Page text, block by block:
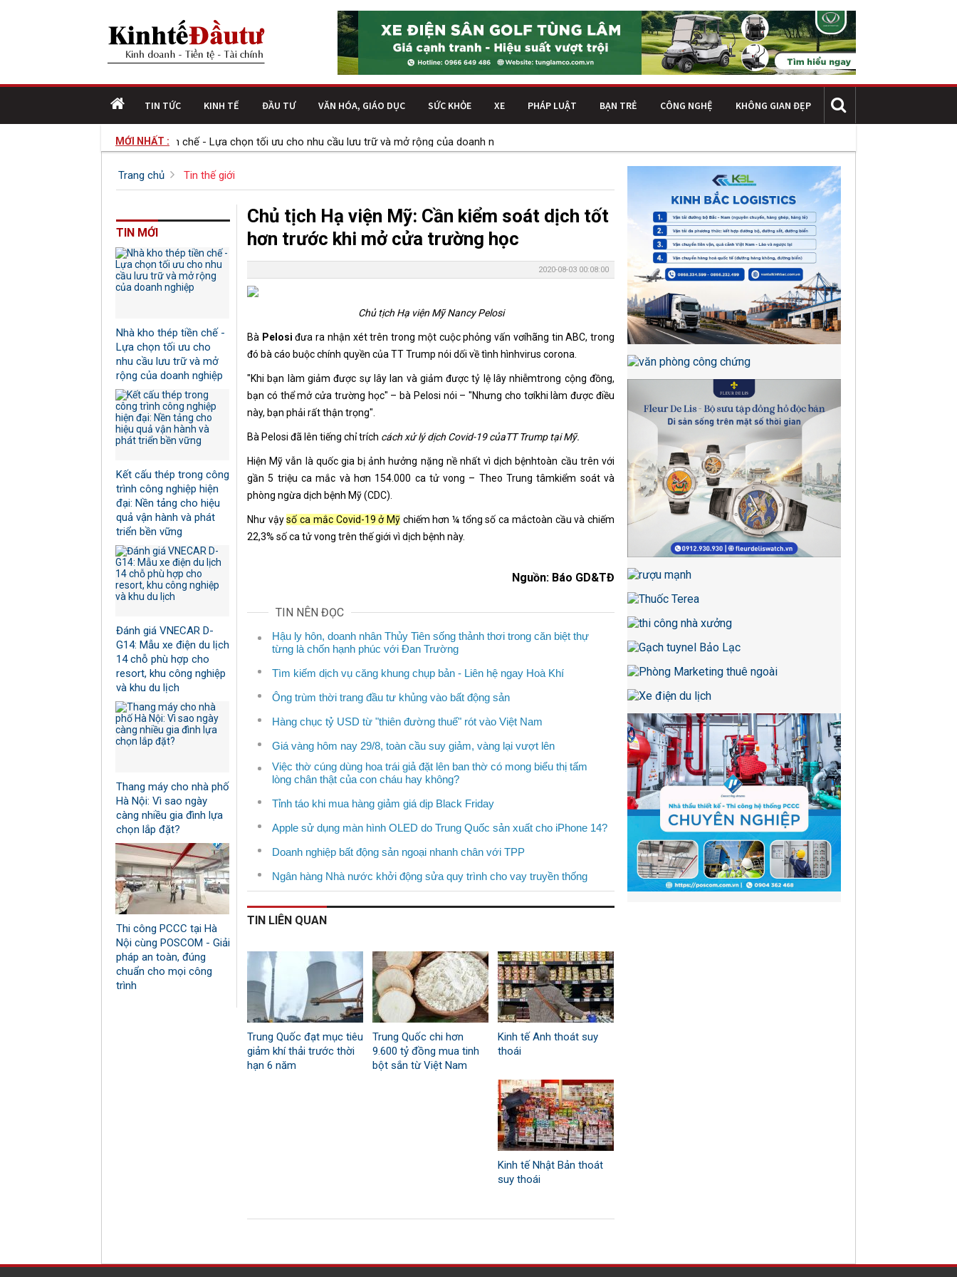
TIN TỨC KINH TẾ ĐẦU TƯ VĂN HÓA, GIÁO DỤC SỨC KHỎE XE PHÁP LUẬT BẠN TRẺ CÔNG NGHỆ KHÔNG GIAN ĐẸP
MỚI NHẤT :
Nhà kho thép tiền chế - Lựa chọn tối ưu cho nhu cầu lưu trữ và mở rộng của doanh nghiệp
Trang chủ Tin thế giới
Chủ tịch Hạ viện Mỹ: Cần kiểm soát dịch tốt
hơn trước khi mở cửa trường học
2020-08-03 00:08:00
Chủ tịch Hạ viện Mỹ Nancy Pelosi
Bà Pelosiđưa ra nhận xét trên trong một cuộc phỏng vấn vơíhãng tin ABC, trong
đó bà cáo buộc chính quyền của TT Trump nói dối về tình hìnhvirus corona.
"Khi bạn làm giảm được sự lây lan và giảm được tỷ lệ lây nhiễmtrong cộng đồng,
bạn có thể mở cửa trường học" – bà Pelosi nói – "Nhưng cho tơíkhi làm được điều
này, bạn phải rất thận trọng".
Bà Pelosi đã lên tiếng chỉ trích cách xử lý dịch Covid-19 củaTT Trump tại Mỹ.
Hiện Mỹ vẫn là quốc gia bị ảnh hưởng nặng nề nhất vì dịch bệnhtoàn cầu trên với
gần 5 triệu ca mắc và hơn 154.000 ca tử vong – Theo Trung tâmkiểm soát và
phòng ngừa dịch bệnh Mỹ (CDC).
Như vậysố ca mắc Covid-19 ở Mỹchiếm hơn ¼ tổng số ca mắctoàn cầu và chiếm
22,3% số ca tử vong trên thế giới vì dịch bệnh này.
Nguồn: Báo GD&TĐ
TIN NÊN ĐỌC
Hậu ly hôn, doanh nhân Thủy Tiên sống thảnh thơi trong căn biệt thự
từng là chốn hạnh phúc với Đan Trường
Tìm kiếm dịch vụ căng khung chụp bản - Liên hệ ngay Hoà Khí
Ông trùm thời trang đầu tư khủng vào bất động sản
Hàng chục tỷ USD từ "thiên đường thuế" rót vào Việt Nam
Giá vàng hôm nay 29/8, toàn cầu suy giảm, vàng lại vượt lên
Việc thờ cúng dùng hoa trái giả đặt lên ban thờ có mong biểu thị tấm
lòng chân thật của con cháu hay không?
Tỉnh táo khi mua hàng giảm giá dịp Black Friday
Apple sử dụng màn hình OLED do Trung Quốc sản xuất cho iPhone 14?
Doanh nghiệp bất động sản ngoại nhanh chân với TPP
Ngân hàng Nhà nước khởi động sửa quy trình cho vay truyền thống
TIN LIÊN QUAN
Trung Quốc đạt mục tiêu
giảm khí thải trước thời
hạn 6 năm
Trung Quốc chi hơn
9.600 tỷ đồng mua tinh
bột sắn từ Việt Nam
Kinh tế Anh thoát suy
thoái
Kinh tế Nhật Bản thoát
suy thoái
TIN MỚI
Nhà kho thép tiền chế -
Lựa chọn tối ưu cho
nhu cầu lưu trữ và mở
rộng của doanh nghiệp
Kết cấu thép trong công
trình công nghiệp hiện
đại: Nền tảng cho hiệu
quả vận hành và phát
triển bền vững
Đánh giá VNECAR D-
G14: Mẫu xe điện du lịch
14 chỗ phù hợp cho
resort, khu công nghiệp
và khu du lịch
Thang máy cho nhà phố
Hà Nội: Vì sao ngày
càng nhiều gia đình lựa
chọn lắp đặt?
Thi công PCCC tại Hà
Nội cùng POSCOM - Giải
pháp an toàn, đúng
chuẩn cho mọi công
trình